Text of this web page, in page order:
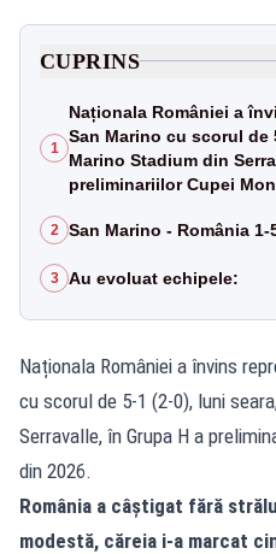
CUPRINS
1
Naționala României a
San Marino cu scorul de
Marino Stadium din
preliminariilor Cupei
2 San Marino - România 1-
3 Au evoluat echipele:
Naționala României a învins
cu scorul de 5-1 (2-0), luni
Serravalle, în Grupa H a
din 2026.
România a câștigat fără
modestă, căreia i-a marcat